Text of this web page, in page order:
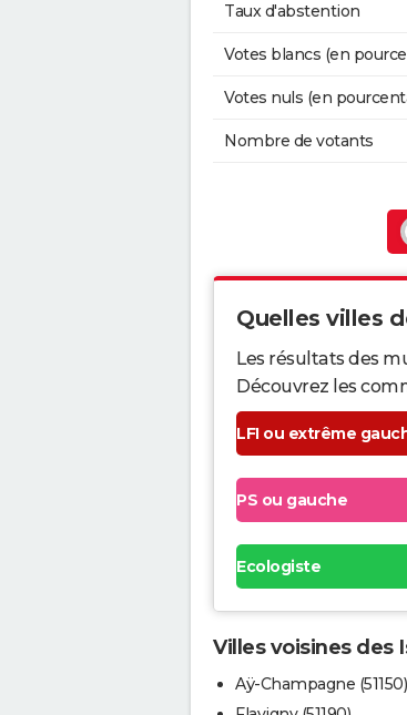
Taux d'abstention
Votes blancs (en
Votes nuls (en
Nombre de votants
Quelles villes
Les résultats des
Découvrez les
LFI ou extrême
PS ou gauche
Ecologiste
Villes voisines des
Aÿ-Champagne (51150)